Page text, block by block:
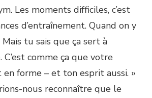
Les moments difficiles, c’est
d’entraînement. Quand on y
tu sais que ça sert à
C’est comme ça que votre
en forme – et ton esprit aussi. »
nous reconnaître que le